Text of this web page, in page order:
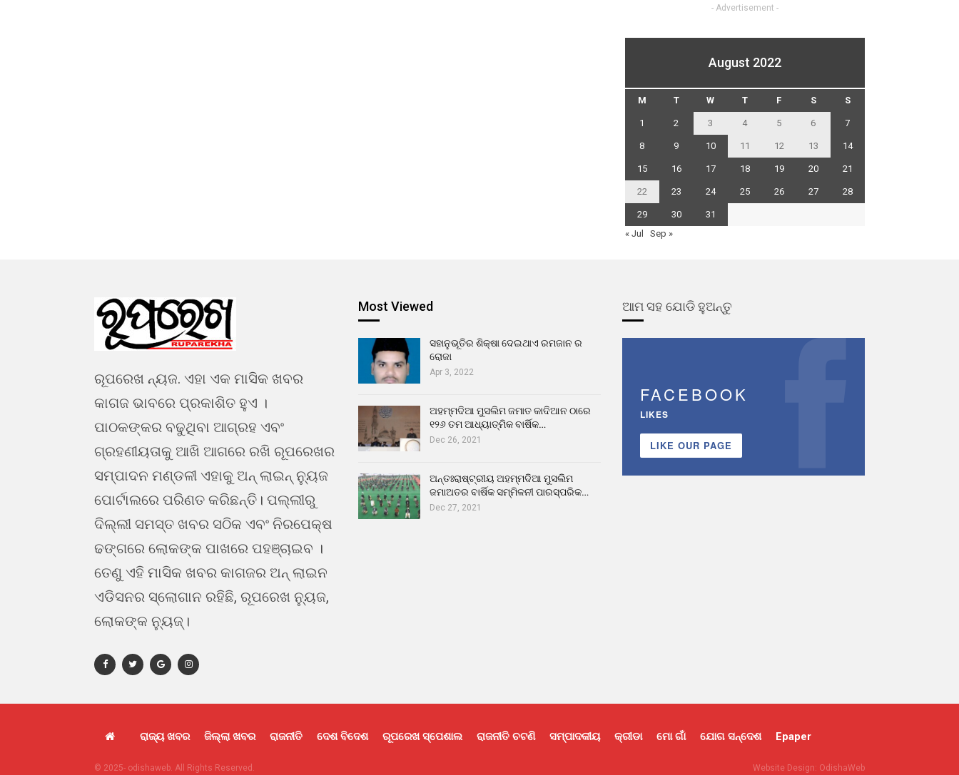
- Advertisement -
August 2022
M T W T F S S
1 2 3 4 5 6 7
8 9 10 11 12 13 14
15 16 17 18 19 20 21
22 23 24 25 26 27 28
29 30
31
« Jul
Sep »
ରୂପରେଖ ନ୍ୟଜ. ଏହା ଏକ ମାସିକ ଖବର
କାଗଜ ଭାବରେ ପ୍ରକାଶିତ ହୁଏ ।
ପାଠକଙ୍କର ବଢୁଥିବା ଆଗ୍ରହ ଏବଂ
ଗ୍ରହଣୀୟତାକୁ ଆଖି ଆଗରେ ରଖି ରୂପରେଖର
ସମ୍ପାଦନ ମଣ୍ଡଳୀ ଏହାକୁ ଅନ୍ ଲାଇନ୍ ନ୍ୟୁଜ
ପୋର୍ଟାଲରେ ପରିଣତ କରିଛନ୍ତି। ପଲ୍ଲୀରୁ
ଦିଲ୍ଲୀ ସମସ୍ତ ଖବର ସଠିକ ଏବଂ ନିରପେକ୍ଷ
ଢଙ୍ଗରେ ଲୋକଙ୍କ ପାଖରେ ପହଞ୍ଚାଇବ ।
ତେଣୁ ଏହି ମାସିକ ଖବର କାଗଜର ଅନ୍ ଲାଇନ
ଏଡିସନର ସ୍ଲୋଗାନ ରହିଛି, ରୂପରେଖ ନ୍ୟୁଜ,
ଲୋକଙ୍କ ନ୍ୟୁଜ୍।
Most Viewed
ସହାନୁଭୂତିର ଶିକ୍ଷା ଦେଇଥାଏ ରମଜାନ ର
ରୋଜା
Apr 3, 2022
ଅହମ୍ମଦିଆ ମୁସଲିମ ଜମାତ କାଦିଆନ ଠାରେ
୧୨୬ ତମ ଆଧ୍ୟାତ୍ମିକ ବାର୍ଷିକ…
Dec 26, 2021
ଅନ୍ତଃରାଷ୍ଟ୍ରୀୟ ଅହମ୍ମଦିଆ ମୁସଲିମ
ଜମାଅତର ବାର୍ଷିକ ସମ୍ମିଳନୀ ପାରସ୍ପରିକ…
Dec 27, 2021
ଆମ ସହ ଯୋଡି ହୁଅନ୍ତୁ
FACEBOOK
LIKES
LIKE OUR PAGE
ରାଜ୍ୟ ଖବର ଜିଲ୍ଲା ଖବର ରାଜନୀତି ଦେଶ ବିଦେଶ ରୂପରେଖ ସ୍ପେଶାଲ ରାଜନୀତି ଚଟଣି ସମ୍ପାଦକୀୟ କ୍ରୀଡା ମୋ ଗାଁ ଯୋଗ ସନ୍ଦେଶ Epaper
© 2025- odishaweb. All Rights Reserved. Website Design: OdishaWeb